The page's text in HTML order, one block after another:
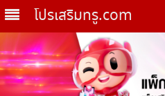
โปรเสริมทรู.com